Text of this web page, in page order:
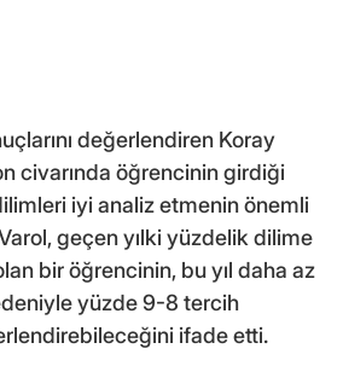
değerlendiren Koray
civarında öğrencinin girdiği
iyi analiz etmenin önemli
geçen yılki yüzdelik dilime
bir öğrencinin, bu yıl daha az
yüzde 9-8 tercih
ifade etti.